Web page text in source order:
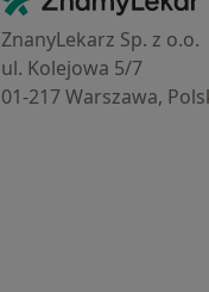
ZnanyLekarz Sp. z o.o.
ul. Kolejowa 5/7
01-217 Warszawa,